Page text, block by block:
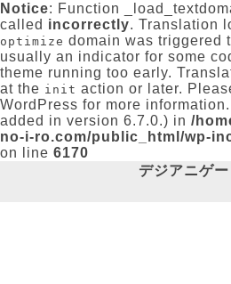
Notice: Function
called incorrectly. Translation
optimize domain was triggered
usually an indicator for some
theme running too early.
at the init action or later.
WordPress for more
added in version 6.7.0.) in /
no-i-ro.com/public_html/wp-
on line 6170
デジアニゲ